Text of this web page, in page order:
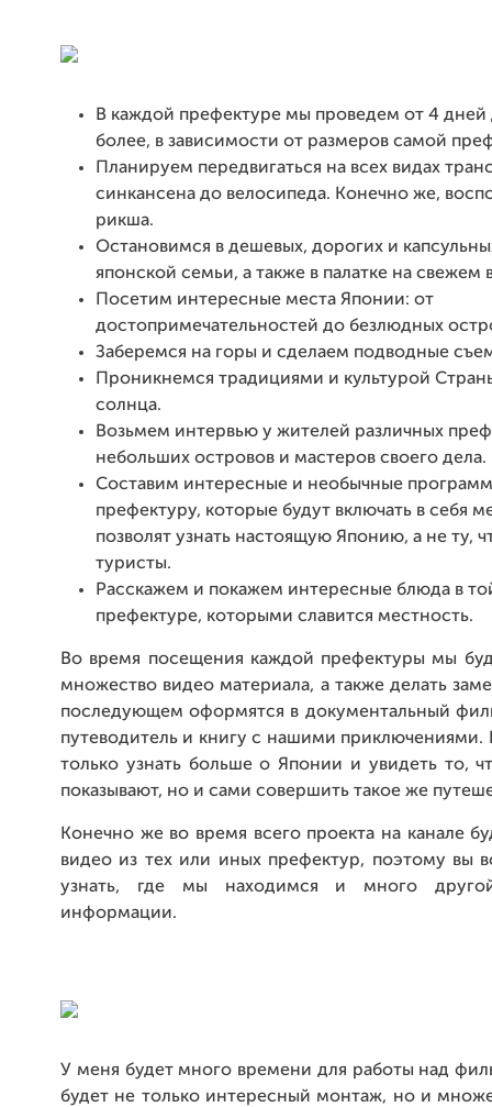
В каждой префектуре мы проведем от 4 дней
более, в зависимости от размеров самой
Планируем передвигаться на всех видах
синкансена до велосипеда. Конечно же,
рикша.
Остановимся в дешевых, дорогих и
японской семьи, а также в палатке на свежем
Посетим интересные места Японии: от
достопримечательностей до безлюдных
Заберемся на горы и сделаем подводные
Проникнемся традициями и культурой
солнца.
Возьмем интервью у жителей различных
небольших островов и мастеров своего дела.
Составим интересные и необычные
префектуру, которые будут включать в себя
позволят узнать настоящую Японию, а не ту,
туристы.
Расскажем и покажем интересные блюда в
префектуре, которыми славится местность.
Во время посещения каждой префектуры мы
множество видео материала, а также делать
последующем оформятся в документальный
путеводитель и книгу с нашими
только узнать больше о Японии и увидеть то,
показывают, но и сами совершить такое же
Конечно же во время всего проекта на канале
видео из тех или иных префектур, поэтому вы
узнать, где мы находимся и много
информации.
У меня будет много времени для работы над
будет не только интересный монтаж, но и